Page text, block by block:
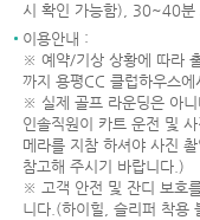
시 확인 가능함), 30~40분
이용안내 :
※ 예약/기상 상황에 따라
까지 용평CC 클럽하우스에
※ 실제 골프 라운딩은 아
인솔직원이 카트 운전 및
메라를 지참 하셔야 사진
참고해 주시기 바랍니다.)
※ 고객 안전 및 잔디 보호
니다.(하이힐, 슬리퍼 착용